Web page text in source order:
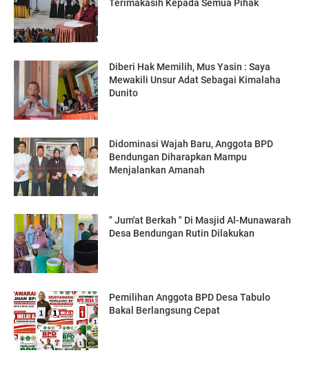
Terimakasih Kepada Semua Pihak
Diberi Hak Memilih, Mus Yasin : Saya
Mewakili Unsur Adat Sebagai Kimalaha
Dunito
Didominasi Wajah Baru, Anggota BPD
Bendungan Diharapkan Mampu
Menjalankan Amanah
" Jum'at Berkah " Di Masjid Al-Munawarah
Desa Bendungan Rutin Dilakukan
Pemilihan Anggota BPD Desa Tabulo
Bakal Berlangsung Cepat